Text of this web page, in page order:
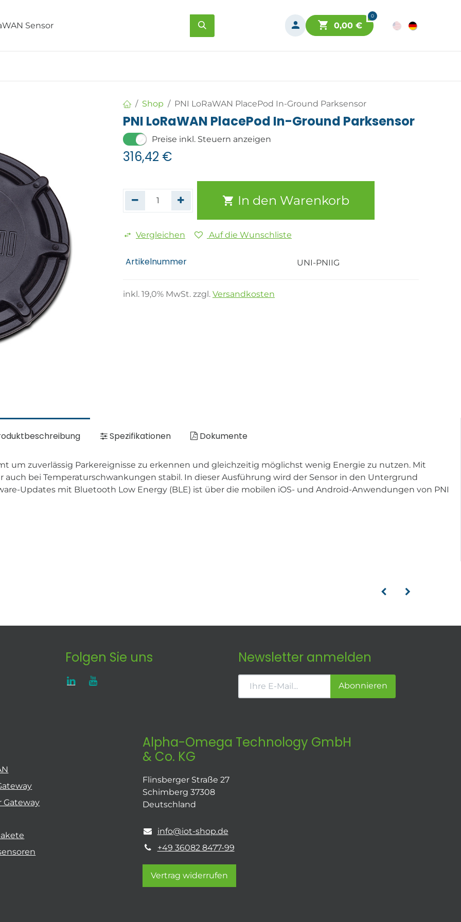
0
0,00€
Shop PNI LoRaWAN PlacePod In-Ground Parksensor
PNI LoRaWAN PlacePod In-Ground Parksensor
Preise inkl. Steuern anzeigen
316,42 €
In den Warenkorb
Vergleichen Auf die Wunschliste
Artikelnummer UNI-PNIIG
inkl. 19,0% MwSt. zzgl. Versandkosten
Spezifikationen Dokumente
um zuverlässig Parkereignisse zu erkennen und gleichzeitig möglichst wenig Energie zu nutzen. Mit
bei Temperaturschwankungen stabil. In dieser Ausführung wird der Sensor in den Untergrund
Updates mit Bluetooth Low Energy (BLE) ist über die mobilen iOS- und Android-Anwendungen von PNI
Folgen Sie uns Newsletter anmelden
Abonnieren
Gateway
Alpha-Omega Technology GmbH
& Co. KG
Flinsberger Straße 27
Schimberg 37308
Deutschland
info@iot-shop.de
+49 36082 8477-99
Vertrag widerrufen